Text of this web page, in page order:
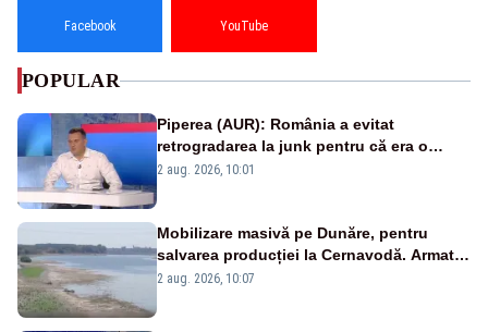
Facebook YouTube
POPULAR
Piperea (AUR): România a evitat
retrogradarea la junk pentru că era o
catastrofă pentru bănci și fondurile de
2 aug. 2026, 10:01
Mobilizare masivă pe Dunăre, pentru
salvarea producției la Cernavodă. Armata
va detona o stâncă și va devia apa
2 aug. 2026, 10:07